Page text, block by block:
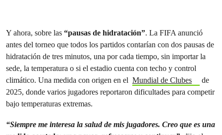
Y ahora, sobre las “pausas de hidratación”. La FIFA anunció
antes del torneo que todos los partidos contarían con dos pausas de
hidratación de tres minutos, una por cada tiempo, sin importar la
sede, la temperatura o si el estadio cuenta con techo y control
climático. Una medida con origen en el Mundial de Clubes
de
2025, donde varios jugadores reportaron dificultades para competir
bajo temperaturas extremas.
“Siempre me interesa la salud de mis jugadores. Creo que es una